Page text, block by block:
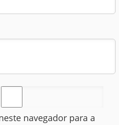
navegador para a